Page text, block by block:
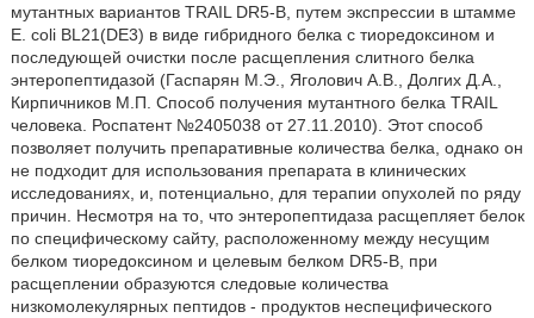
мутантных вариантов TRAIL DR5-B, путем экспрессии в штамме
Е. coli BL21(DE3) в виде гибридного белка с тиоредоксином и
последующей очистки после расщепления слитного белка
энтеропептидазой (Гаспарян М.Э., Яголович А.В., Долгих Д.А.,
Кирпичников М.П. Способ получения мутантного белка TRAIL
человека. Роспатент №2405038 от 27.11.2010). Этот способ
позволяет получить препаративные количества белка, однако он
не подходит для использования препарата в клинических
исследованиях, и, потенциально, для терапии опухолей по ряду
причин. Несмотря на то, что энтеропептидаза расщепляет белок
по специфическому сайту, расположенному между несущим
белком тиоредоксином и целевым белком DR5-B, при
расщеплении образуются следовые количества
низкомолекулярных пептидов - продуктов неспецифического